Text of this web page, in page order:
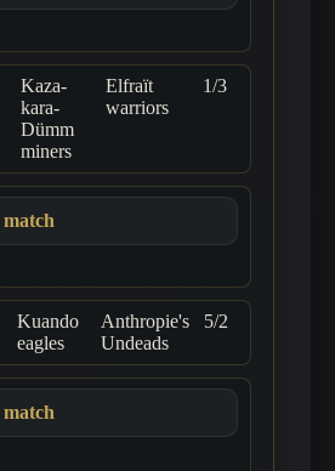
Kaza-
kara-
Dümm
miners
Elfraït
warriors
1/3
Kuando
eagles
Anthropie's
Undeads
5/2